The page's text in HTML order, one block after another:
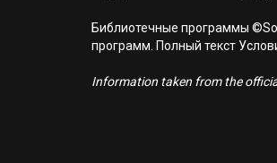
Библиотечные программы
программ. Полный текст
Information taken from the